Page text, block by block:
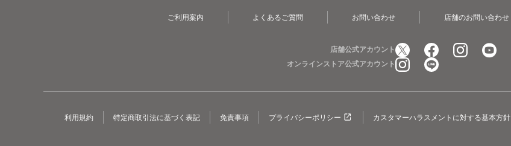
ご利用案内 よくあるご質問 お問い合わせ 店舗のお問い合わせ
店舗公式アカウント
オンラインストア公式アカウント
利用規約 特定商取引法に基づく表記 免責事項 プライバシーポリシー カスタマーハラスメントに対する基本方針